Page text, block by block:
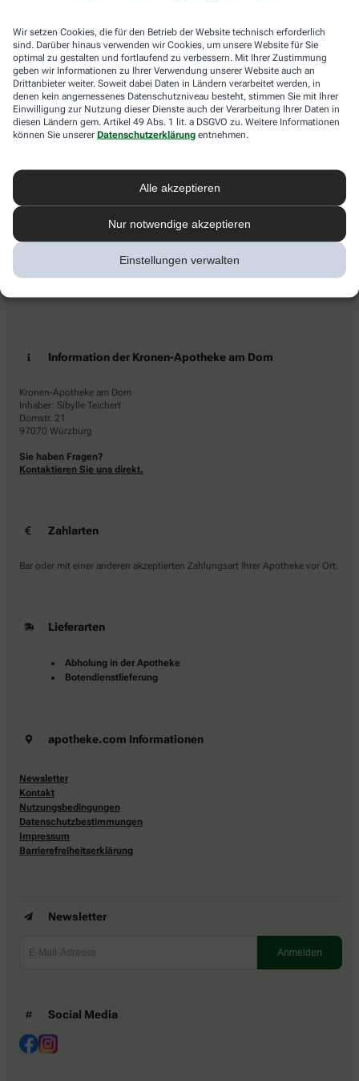
Wir setzen Cookies, die für den Betrieb der Website technisch erforderlich
sind. Darüber hinaus verwenden wir Cookies, um unsere Website für Sie
optimal zu gestalten und fortlaufend zu verbessern. Mit Ihrer Zustimmung
geben wir Informationen zu Ihrer Verwendung unserer Website auch an
Drittanbieter weiter. Soweit dabei Daten in Ländern verarbeitet werden, in
denen kein angemessenes Datenschutzniveau besteht, stimmen Sie mit Ihrer
Einwilligung zur Nutzung dieser Dienste auch der Verarbeitung Ihrer Daten in
diesen Ländern gem. Artikel 49 Abs. 1 lit. a DSGVO zu. Weitere Informationen
können Sie unserer Datenschutzerklärung entnehmen.
Alle akzeptieren
Nur notwendige akzeptieren
Einstellungen verwalten
Information der Kronen-Apotheke am Dom
Kronen-Apotheke am Dom
Inhaber: Sibylle Teichert
Domstr. 21
97070 Würzburg
Sie haben Fragen?
Kontaktieren Sie uns direkt.
Zahlarten
Bar oder mit einer anderen akzeptierten Zahlungsart Ihrer Apotheke vor Ort.
Lieferarten
Abholung in der Apotheke
Botendienstlieferung
apotheke.com Informationen
Newsletter
Kontakt
Nutzungsbedingungen
Datenschutzbestimmungen
Impressum
Barrierefreiheitserklärung
Newsletter
Social Media